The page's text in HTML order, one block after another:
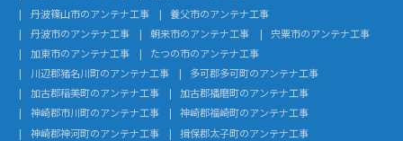
丹波篠山市のアンテナ工事
養父市のアンテナ工事
丹波市のアンテナ工事
朝来市のアンテナ工事
宍粟市のアンテナ工事
加東市のアンテナ工事
たつの市のアンテナ工事
川辺郡猪名川町のアンテナ工事
多可郡多可町のアンテナ工事
加古郡稲美町のアンテナ工事
加古郡播磨町のアンテナ工事
神崎郡市川町のアンテナ工事
神崎郡福崎町のアンテナ工事
神崎郡神河町のアンテナ工事
揖保郡太子町のアンテナ工事